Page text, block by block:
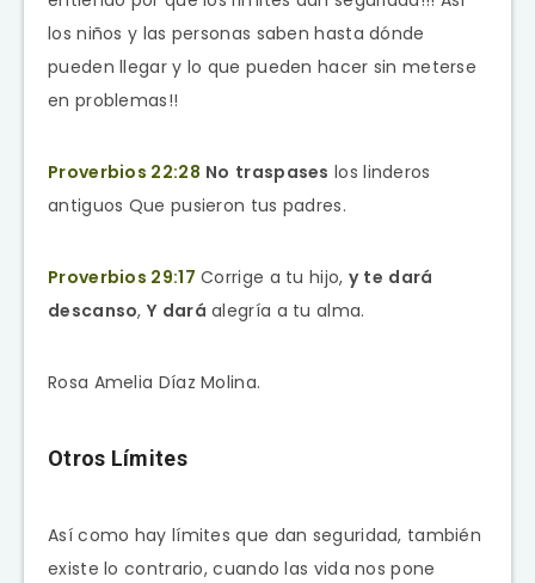
los niños y las personas saben hasta dónde
pueden llegar y lo que pueden hacer sin meterse
en problemas!!
Proverbios 22:28 No traspases los linderos
antiguos Que pusieron tus padres.
Proverbios 29:17 Corrige a tu hijo, y te dará
descanso,Y dará alegría a tu alma.
Rosa Amelia Díaz Molina.
Otros Límites
Así como hay límites que dan seguridad, también
existe lo contrario, cuando las vida nos pone